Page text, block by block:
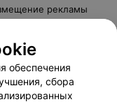
рекламы
Способы оплаты
обеспечения
сбора